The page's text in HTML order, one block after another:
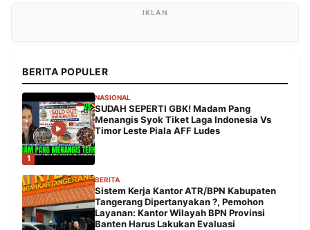
BERITA POPULER
1
NASIONAL
SUDAH SEPERTI GBK! Madam Pang
Menangis Syok Tiket Laga Indonesia Vs
Timor Leste Piala AFF Ludes
BERITA
Sistem Kerja Kantor ATR/BPN Kabupaten
Tangerang Dipertanyakan ?, Pemohon
Layanan: Kantor Wilayah BPN Provinsi
Banten Harus Lakukan Evaluasi